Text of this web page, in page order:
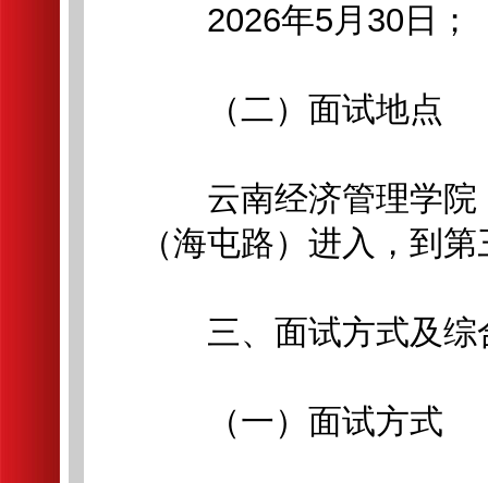
2026年5月30日；
（二）面试地点
云南经济管理学院
（海屯路）进入，到
三、面试方式及综
（一）面试方式